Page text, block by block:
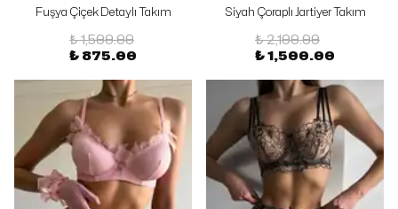
Fuşya Çiçek Detaylı Takım
₺ 1,500.00
₺ 875.00
Siyah Çoraplı Jartiyer Takım
₺ 2,100.00
₺ 1,500.00